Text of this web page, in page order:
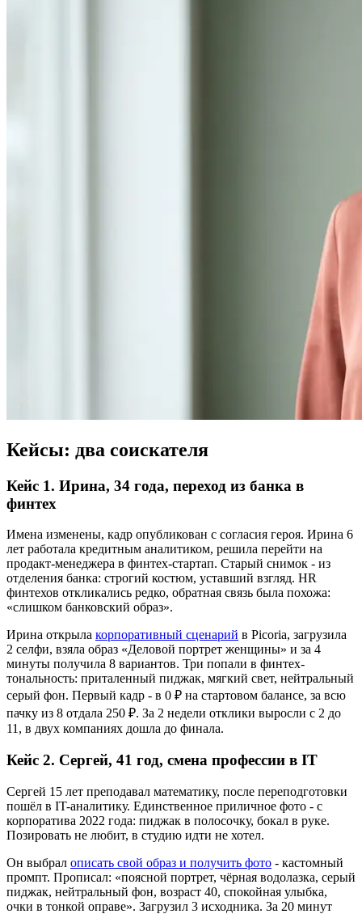
Кейсы: два соискателя
Кейс 1. Ирина, 34 года, переход из банка в
финтех
Имена изменены, кадр опубликован с согласия героя. Ирина 6
лет работала кредитным аналитиком, решила перейти на
продакт-менеджера в финтех-стартап. Старый снимок - из
отделения банка: строгий костюм, уставший взгляд. HR
финтехов откликались редко, обратная связь была похожа:
«слишком банковский образ».
Ирина открыла корпоративный сценарий в Picoria, загрузила
2 селфи, взяла образ «Деловой портрет женщины» и за 4
минуты получила 8 вариантов. Три попали в финтех-
тональность: приталенный пиджак, мягкий свет, нейтральный
серый фон. Первый кадр - в 0 ₽ на стартовом балансе, за всю
пачку из 8 отдала 250 ₽. За 2 недели отклики выросли с 2 до
11, в двух компаниях дошла до финала.
Кейс 2. Сергей, 41 год, смена профессии в IT
Сергей 15 лет преподавал математику, после переподготовки
пошёл в IT-аналитику. Единственное приличное фото - с
корпоратива 2022 года: пиджак в полосочку, бокал в руке.
Позировать не любит, в студию идти не хотел.
Он выбрал описать свой образ и получить фото - кастомный
промпт. Прописал: «поясной портрет, чёрная водолазка, серый
пиджак, нейтральный фон, возраст 40, спокойная улыбка,
очки в тонкой оправе». Загрузил 3 исходника. За 20 минут